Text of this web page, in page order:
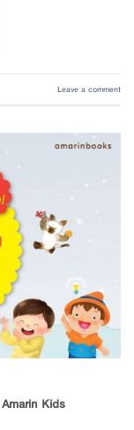
Leave a comment
Kids